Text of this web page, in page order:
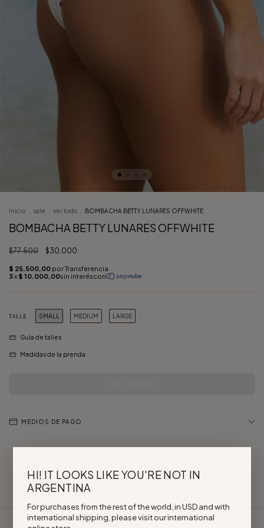
Inicio sale ver todo BOMBACHA BETTY LUNARES OFFWHITE
BOMBACHA BETTY LUNARES OFFWHITE
$77.500 $30.000
TALLE SMALL MEDIUM LARGE
Guía de talles
Medidas de la prenda
MEDIOS DE PAGO
HI! IT LOOKS LIKE YOU'RE NOT IN
ARGENTINA
For purchases from the rest of the world, in USD and with
international shipping, please visit our international